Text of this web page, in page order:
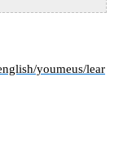
youmeus/lear